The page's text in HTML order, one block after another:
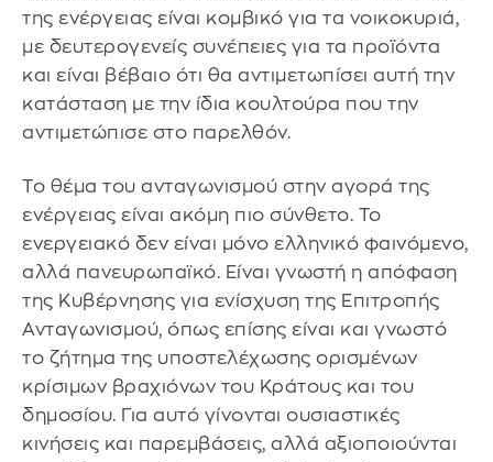
της ενέργειας είναι κομβικό για τα νοικοκυριά,
με δευτερογενείς συνέπειες για τα προϊόντα
και είναι βέβαιο ότι θα αντιμετωπίσει αυτή την
κατάσταση με την ίδια κουλτούρα που την
αντιμετώπισε στο παρελθόν.
Το θέμα του ανταγωνισμού στην αγορά της
ενέργειας είναι ακόμη πιο σύνθετο. Το
ενεργειακό δεν είναι μόνο ελληνικό φαινόμενο,
αλλά πανευρωπαϊκό. Είναι γνωστή η απόφαση
της Κυβέρνησης για ενίσχυση της Επιτροπής
Ανταγωνισμού, όπως επίσης είναι και γνωστό
το ζήτημα της υποστελέχωσης ορισμένων
κρίσιμων βραχιόνων του Κράτους και του
δημοσίου. Για αυτό γίνονται ουσιαστικές
κινήσεις και παρεμβάσεις, αλλά αξιοποιούνται